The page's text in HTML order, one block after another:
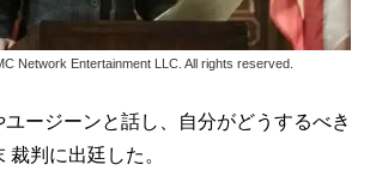
Network Entertainment LLC. All rights reserved.
ージーンと話し、自分がどうするべき
判に出廷した。